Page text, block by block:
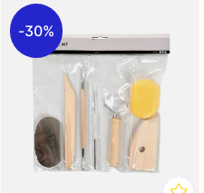
30%